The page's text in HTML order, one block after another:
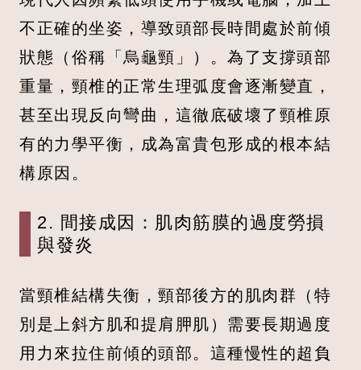
不正確的坐姿，導致頭部長時間處於前傾
狀態（俗稱「烏龜頸」）。為了支撐頭部
重量，頸椎的正常生理弧度會逐漸變直，
甚至出現反向彎曲，這徹底破壞了頸椎原
有的力學平衡，成為富貴包形成的根本結
構原因。
2. 間接成因：肌肉筋膜的過度勞損
與發炎
當頸椎結構失衡，頸部後方的肌肉群（特
別是上斜方肌和提肩胛肌）需要長期過度
用力來拉住前傾的頭部。這種慢性的超負